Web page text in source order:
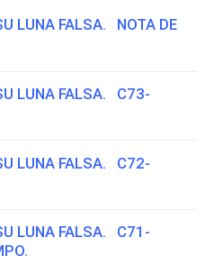
LUNA FALSA. NOTA DE
LUNA FALSA. C73-
LUNA FALSA. C72-
LUNA FALSA. C71-